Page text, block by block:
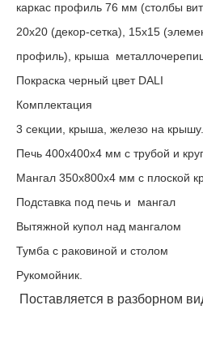
каркас профиль 76 мм (столбы
20х20 (декор-сетка), 15х15
профиль), крыша
Покраска черный цвет DALI
Комплектация
3 секции, крыша, железо на крышу.
Печь 400х400х4 мм с трубой и
Мангал 350х800х4 мм с плоской
Подставка под печь и мангал
Вытяжной купол над мангалом
Тумба с раковиной и столом
Рукомойник.
Поставляется в разборном